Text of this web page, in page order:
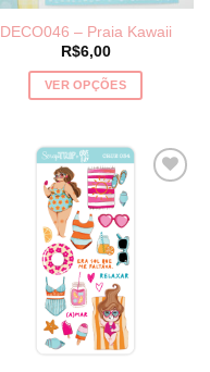
página
do
produto
DECO046 – Praia Kawaii
R$6,00
VER OPÇÕES
tem
várias
variantes.
As
opções
podem
ser
escolhidas
na